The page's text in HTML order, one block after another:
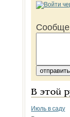
В этой
Июль в саду